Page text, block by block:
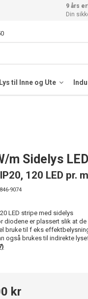
9 års
Din
Lys til Inne og Ute
m Sidelys
120 LED pr.
9074
LED stripe med sidelys
diodene er plassert slik at
bruke til f eks
også brukes til indirekte
kr